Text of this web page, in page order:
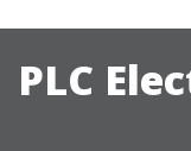
PLC